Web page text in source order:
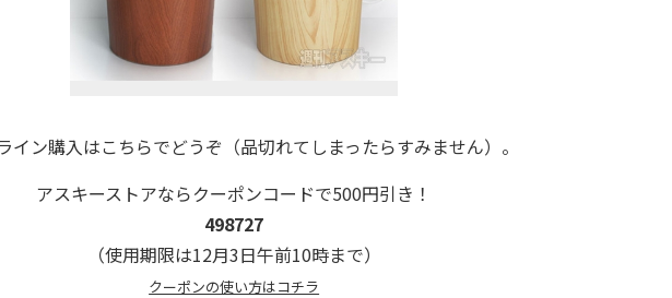
ン購入はこちらでどうぞ（品切れてしまったらすみません）。
アスキーストアならクーポンコードで500円引き！
498727
（使用期限は12月3日午前10時まで）
クーポンの使い方はコチラ